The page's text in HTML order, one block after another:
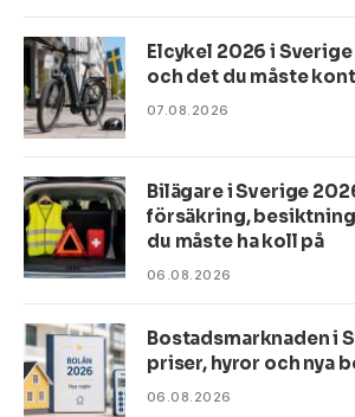
Elcykel 2026 i
och det du måste
07.08.2026
Bilägare i Sverige
försäkring,
du måste ha koll på
06.08.2026
Bostadsmarknaden i
priser, hyror och nya
06.08.2026